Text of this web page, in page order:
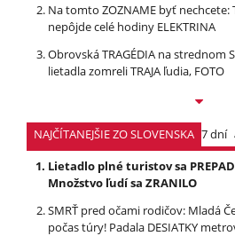
Na tomto ZOZNAME byť nechcete:
nepôjde celé hodiny ELEKTRINA
Obrovská TRAGÉDIA na strednom
lietadla zomreli TRAJA ľudia, FOTO
NAJČÍTANEJŠIE ZO SLOVENSKA 7 dní
Lietadlo plné turistov sa
Množstvo ľudí sa ZRANILO
SMRŤ pred očami rodičov: Mladá
počas túry! Padala DESIATKY